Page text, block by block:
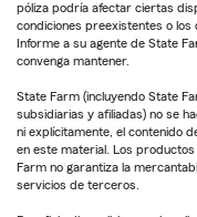
póliza podría afectar ciertas
condiciones preexistentes o los
Informe a su agente de State
convenga mantener.
State Farm (incluyendo State
subsidiarias y afiliadas) no se
ni explícitamente, el contenido
en este material. Los
Farm no garantiza la
servicios de terceros.